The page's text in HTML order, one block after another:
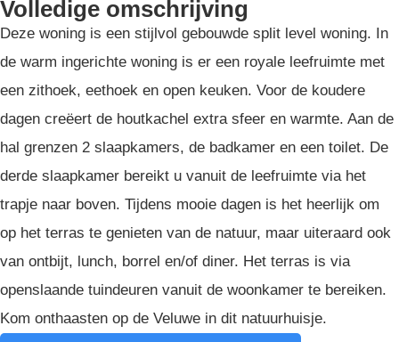
Volledige omschrijving
Deze woning is een stijlvol gebouwde split level woning. In
de warm ingerichte woning is er een royale leefruimte met
een zithoek, eethoek en open keuken. Voor de koudere
dagen creëert de houtkachel extra sfeer en warmte. Aan de
hal grenzen 2 slaapkamers, de badkamer en een toilet. De
derde slaapkamer bereikt u vanuit de leefruimte via het
trapje naar boven. Tijdens mooie dagen is het heerlijk om
op het terras te genieten van de natuur, maar uiteraard ook
van ontbijt, lunch, borrel en/of diner. Het terras is via
openslaande tuindeuren vanuit de woonkamer te bereiken.
Kom onthaasten op de Veluwe in dit natuurhuisje.